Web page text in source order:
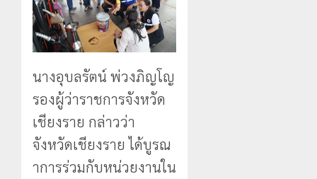
นางอุบลรัตน์ พ่วงภิญโญ
รองผู้ว่าราชการจังหวัด
เชียงราย กล่าวว่า
จังหวัดเชียงราย ได้บูรณ
าการร่วมกับหน่วยงานใน